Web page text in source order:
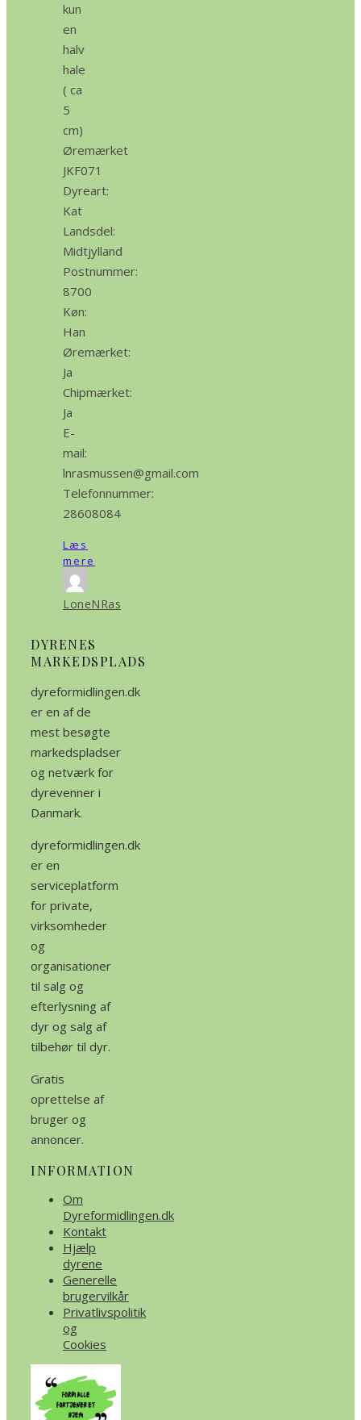
kun
en
halv
hale
( ca
5
cm)
Øremærket
JKF071
Dyreart:
Kat
Landsdel:
Midtjylland
Postnummer:
8700
Køn:
Han
Øremærket:
Ja
Chipmærket:
Ja
E-
mail:
lnrasmussen@gmail.com
Telefonnummer:
28608084
Læs
mere
LoneNRas
DYRENES
MARKEDSPLADS
dyreformidlingen.dk
er en af de
mest besøgte
markedspladser
og netværk for
dyrevenner i
Danmark.
dyreformidlingen.dk
er en
serviceplatform
for private,
virksomheder
og
organisationer
til salg og
efterlysning af
dyr og salg af
tilbehør til dyr.
Gratis
oprettelse af
bruger og
annoncer.
INFORMATION
Om
Dyreformidlingen.dk
Kontakt
Hjælp
dyrene
Generelle
brugervilkår
Privatlivspolitik
og
Cookies